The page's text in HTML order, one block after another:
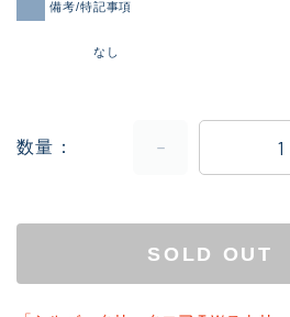
備考/特記事項
なし
数量
SOLD OUT